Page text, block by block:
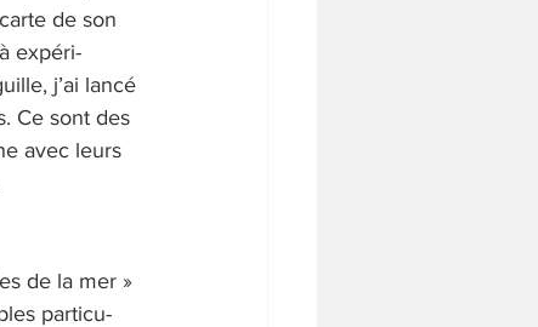
de son
expéri-
j’ai lancé
Ce sont des
avec leurs
de la mer »
particu-